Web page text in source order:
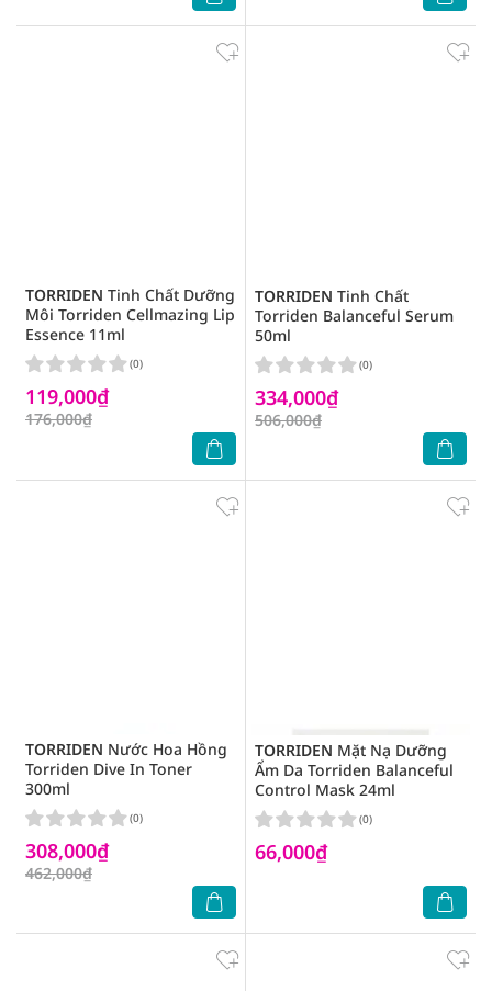
TORRIDEN Tinh Chất Dưỡng
Môi Torriden Cellmazing Lip
Essence 11ml
119,000₫
176,000₫
(0)
TORRIDEN Tinh Chất
Torriden Balanceful Serum
50ml
334,000₫
506,000₫
(0)
TORRIDEN Nước Hoa Hồng
Torriden Dive In Toner
300ml
308,000₫
462,000₫
(0)
TORRIDEN Mặt Nạ Dưỡng
Ẩm Da Torriden Balanceful
Control Mask 24ml
66,000₫
(0)